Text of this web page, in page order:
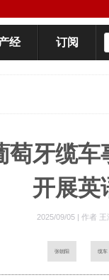
经 订阅
萄牙缆
开展英
2025/09/05 | 作者 王
张朝阳 缆车